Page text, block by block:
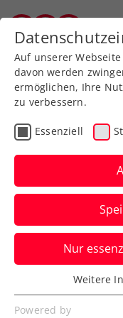
Zurück zur
Turniere
Generali
Erster
Misolic
auch
Für Letzteren
Hauptfeld-
Turnier in
Auf unserer
davon werden
ermöglichen, Ihre
zu verbessern.
Essenziell
Nur
Essenziell
Essenzielle Cookies
Weitere
Powered by